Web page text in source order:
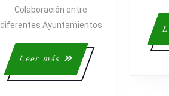
Colaboración entre
diferentes Ayuntamientos
Leer más
Leer
más